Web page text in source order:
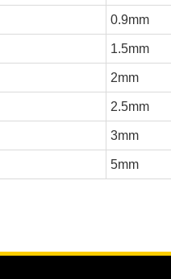
0.9mm
1.5mm
2mm
2.5mm
3mm
5mm